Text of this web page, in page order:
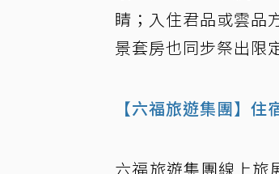
睛；入住君品或雲品
景套房也同步祭出限
【六福旅遊集團】住
六福旅遊集團線上旅